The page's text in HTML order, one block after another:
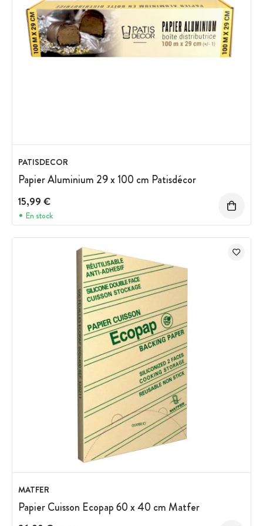
PATISDECOR
Papier Aluminium 29 x 100 cm Patisdécor
15,99 €
En stock
MATFER
Papier Cuisson Ecopap 60 x 40 cm Matfer